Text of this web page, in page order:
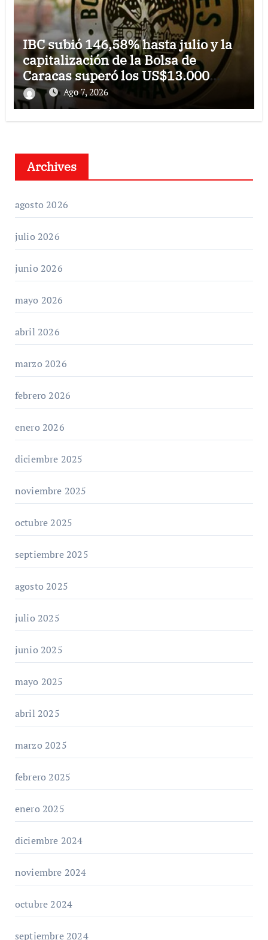
IBC subió 146,58% hasta julio y la
capitalización de la Bolsa de
Caracas superó los US$13.000
millonesAgo 7, 2026
Archives
agosto 2026
julio 2026
junio 2026
mayo 2026
abril 2026
marzo 2026
febrero 2026
enero 2026
diciembre 2025
noviembre 2025
octubre 2025
septiembre 2025
agosto 2025
julio 2025
junio 2025
mayo 2025
abril 2025
marzo 2025
febrero 2025
enero 2025
diciembre 2024
noviembre 2024
octubre 2024
septiembre 2024